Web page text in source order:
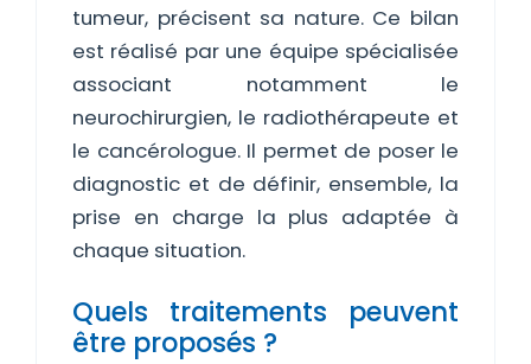
tumeur, précisent sa nature. Ce bilan
est réalisé par une équipe spécialisée
associant notamment le
neurochirurgien, le radiothérapeute et
le cancérologue. Il permet de poser le
diagnostic et de définir, ensemble, la
prise en charge la plus adaptée à
chaque situation.
Quels traitements peuvent
être proposés ?